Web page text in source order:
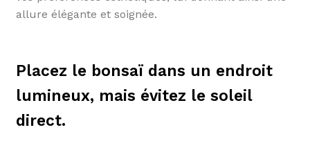
allure élégante et soignée.
Placez le bonsaï dans un endroit
lumineux, mais évitez le soleil
direct.